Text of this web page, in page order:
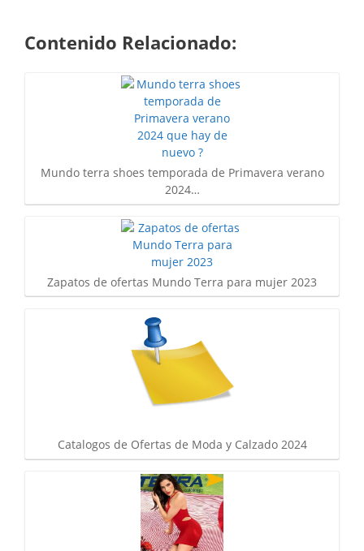
Contenido Relacionado:
Mundo terra shoes temporada de Primavera verano
2024…
Zapatos de ofertas Mundo Terra para mujer 2023
Catalogos de Ofertas de Moda y Calzado 2024